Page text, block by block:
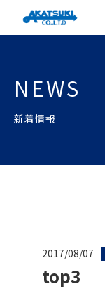
NEWS
新着情報
2017/08/07
top3